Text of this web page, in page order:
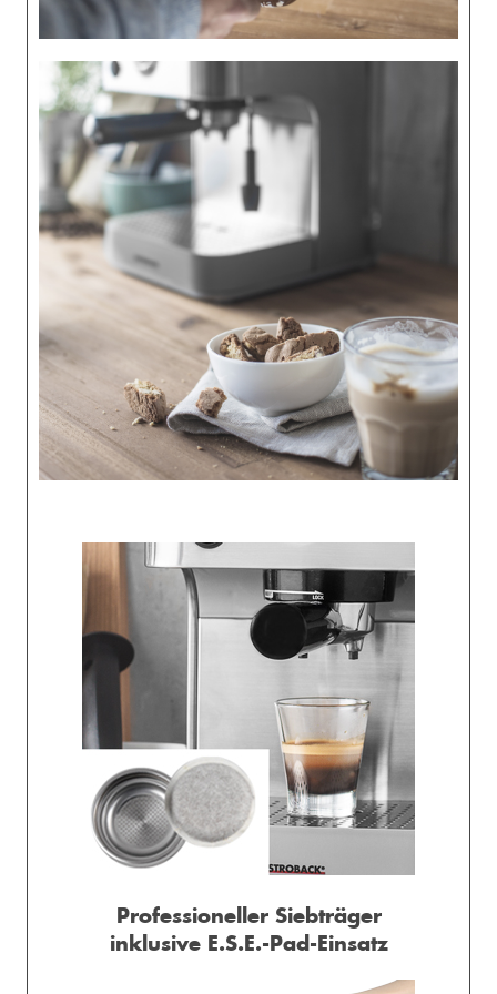
Professioneller Siebträger
inklusive E.S.E.-Pad-Einsatz